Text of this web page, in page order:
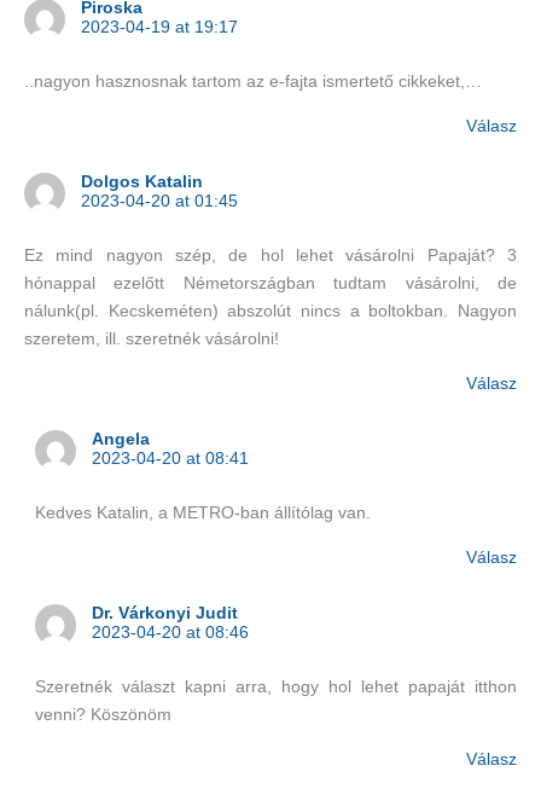
Piroska
2023-04-19 at 19:17
..nagyon hasznosnak tartom az e-fajta ismertető cikkeket,…
Válasz
Dolgos Katalin
2023-04-20 at 01:45
Ez mind nagyon szép, de hol lehet vásárolni Papaját? 3
hónappal ezelőtt Németországban tudtam vásárolni, de
nálunk(pl. Kecskeméten) abszolút nincs a boltokban. Nagyon
szeretem, ill. szeretnék vásárolni!
Válasz
Angela
2023-04-20 at 08:41
Kedves Katalin, a METRO-ban állítólag van.
Válasz
Dr. Várkonyi Judit
2023-04-20 at 08:46
Szeretnék választ kapni arra, hogy hol lehet papaját itthon
venni? Köszönöm
Válasz